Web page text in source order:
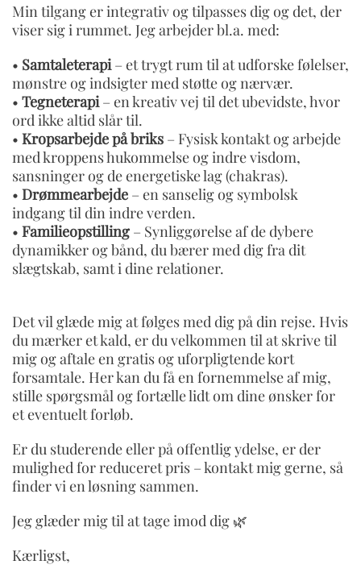
Min tilgang er integrativ og tilpasses dig og det, der
viser sig i rummet. Jeg arbejder bl.a. med:
• Samtaleterapi – et trygt rum til at udforske følelser,
mønstre og indsigter med støtte og nærvær.
• Tegneterapi – en kreativ vej til det ubevidste, hvor
ord ikke altid slår til.
• Kropsarbejde på briks – Fysisk kontakt og arbejde
med kroppens hukommelse og indre visdom,
sansninger og de energetiske lag (chakras).
• Drømmearbejde – en sanselig og symbolsk
indgang til din indre verden.
• Familieopstilling – Synliggørelse af de dybere
dynamikker og bånd, du bærer med dig fra dit
slægtskab, samt i dine relationer.
Det vil glæde mig at følges med dig på din rejse. Hvis
du mærker et kald, er du velkommen til at skrive til
mig og aftale en gratis og uforpligtende kort
forsamtale. Her kan du få en fornemmelse af mig,
stille spørgsmål og fortælle lidt om dine ønsker for
et eventuelt forløb.
Er du studerende eller på offentlig ydelse, er der
mulighed for reduceret pris – kontakt mig gerne, så
finder vi en løsning sammen.
Jeg glæder mig til at tage imod dig 🌿
Kærligst,